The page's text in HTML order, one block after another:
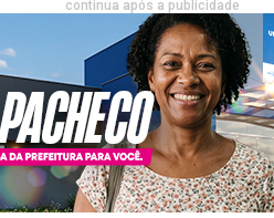
continua após a publicidade